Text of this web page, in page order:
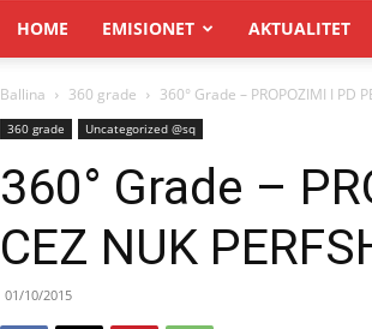
HOME EMISIONET AKTUALITET
Ballina 360 grade 360° Grade – PROPOZIMI I PD
360 grade Uncategorized @sq
360° Grade –
CEZ NUK
01/10/2015